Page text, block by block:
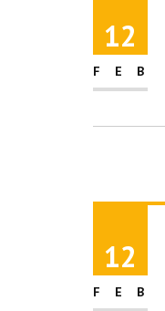
12
FEB
12
FEB